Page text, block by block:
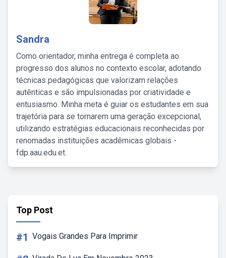
Sandra
Como orientador, minha entrega é completa ao
progresso dos alunos no contexto escolar, adotando
técnicas pedagógicas que valorizam relações
autênticas e são impulsionadas por criatividade e
entusiasmo. Minha meta é guiar os estudantes em sua
trajetória para se tornarem uma geração excepcional,
utilizando estratégias educacionais reconhecidas por
renomadas instituições acadêmicas globais -
fdp.aau.edu.et.
Top Post
#1 Vogais Grandes Para Imprimir